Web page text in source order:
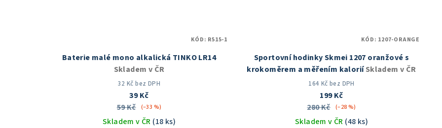
Baterie malé mono alkalická TINKO LR14
Skladem v ČR
32 Kč bez DPH
39 Kč
59 Kč
(–33 %)
Skladem v ČR (18 ks)
KÓD: R515-1
Sportovní hodinky Skmei 1207 oranžové s
krokoměrem a měřením kaloriíSkladem v ČR
164 Kč bez DPH
199 Kč
280 Kč
(–28 %)
Skladem v ČR (48 ks)
KÓD: 1207-ORANGE